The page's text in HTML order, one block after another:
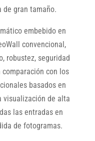
de gran tamaño.
embebido en
convencional,
robustez, seguridad
con los
basados en
visualización de alta
las entradas en
de fotogramas.